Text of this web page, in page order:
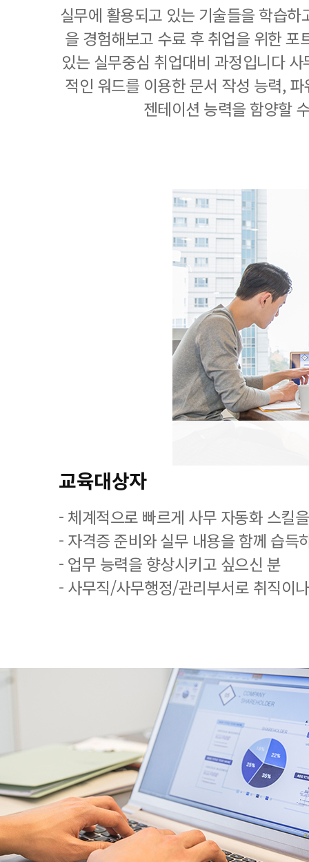
실무에 활용되고 있는 기술들을 학습
을 경험해보고 수료 후 취업을 위한 포
있는 실무중심 취업대비 과정입니다
적인 워드를 이용한 문서 작성 능력,
젠테이션 능력을 함양할
교육대상자
- 체계적으로 빠르게 사무 자동화 스킬
- 자격증 준비와 실무 내용을 함께 습득
- 업무 능력을 향상시키고 싶으신 분
- 사무직/사무행정/관리부서로 취직이